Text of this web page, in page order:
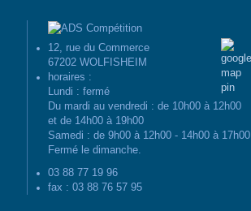
12, rue du Commerce
67202 WOLFISHEIM
horaires :
Lundi : fermé
Du mardi au vendredi : de 10h00 à 12h00
et de 14h00 à 19h00
Samedi : de 9h00 à 12h00 - 14h00 à 17h00
Fermé le dimanche.
03 88 77 19 96
fax : 03 88 76 57 95